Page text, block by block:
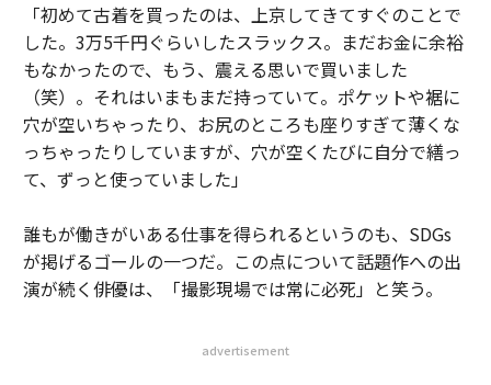
「初めて古着を買ったのは、上京してきてすぐのことで
した。3万5千円ぐらいしたスラックス。まだお金に余裕
もなかったので、もう、震える思いで買いました
（笑）。それはいまもまだ持っていて。ポケットや裾に
穴が空いちゃったり、お尻のところも座りすぎて薄くな
っちゃったりしていますが、穴が空くたびに自分で繕っ
て、ずっと使っていました」
誰もが働きがいある仕事を得られるというのも、SDGs
が掲げるゴールの一つだ。この点について話題作への出
演が続く俳優は、「撮影現場では常に必死」と笑う。
advertisement